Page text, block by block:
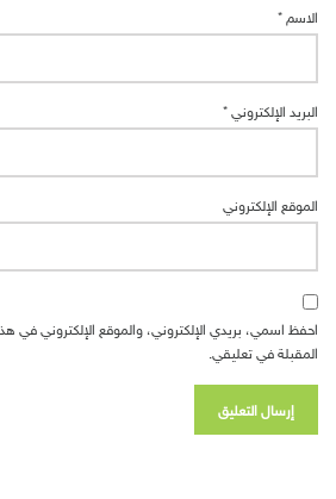
الاسم *
البريد الإلكتروني *
الموقع الإلكتروني
احفظ اسمي، بريدي الإلكتروني، والموقع الإلكتروني في
المقبلة في تعليقي.